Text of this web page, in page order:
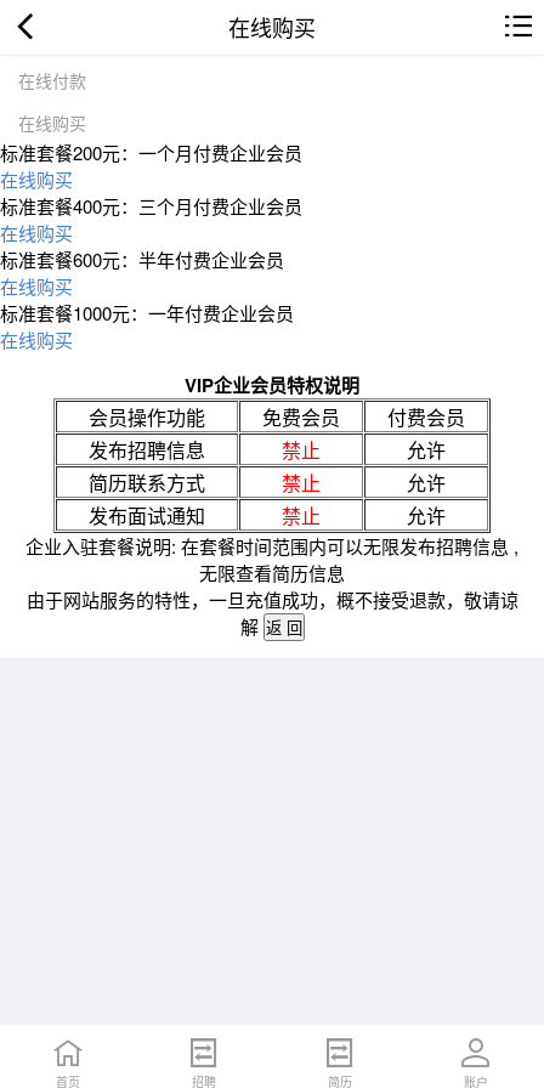
在线购买
在线付款
在线购买
标准套餐200元：一个月付费企业会员
在线购买
标准套餐400元：三个月付费企业会员
在线购买
标准套餐600元：半年付费企业会员
在线购买
标准套餐1000元：一年付费企业会员
在线购买
VIP企业会员特权说明
会员操作功能 免费会员
付费会员
发布招聘信息
禁止
允许
简历联系方式
禁止
允许
发布面试通知
禁止 允许
企业入驻套餐说明: 在套餐时间范围内可以无限发布招聘信息 ,
无限查看简历信息
由于网站服务的特性，一旦充值成功，概不接受退款，敬请谅
解
首页 招聘 简历 账户